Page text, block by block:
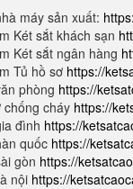
máy sản xuất:
Két sắt khách sạn
Két sắt ngân hàng
Tủ hồ sơ https://
phòng https://
chống cháy https://
đình https://
quốc https://
gòn https://
nội https://